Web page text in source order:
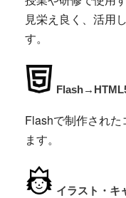
見栄え良く、活用
す。
Flashで制作され
ます。
イラスト・キ